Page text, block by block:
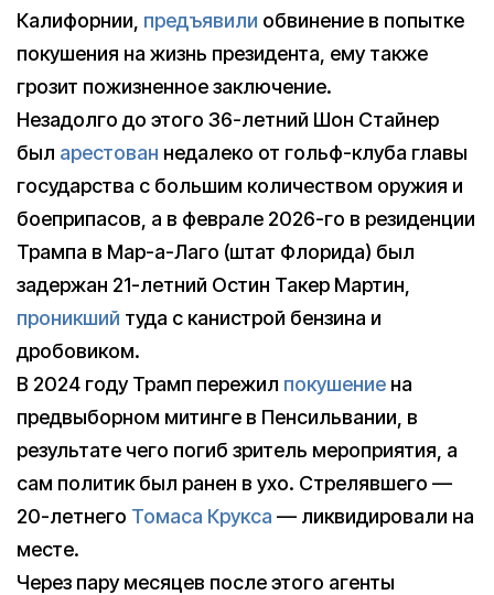
Калифорнии, предъявили обвинение в попытке
покушения на жизнь президента, ему также
грозит пожизненное заключение.
Незадолго до этого 36-летний Шон Стайнер
был арестован недалеко от гольф-клуба главы
государства с большим количеством оружия и
боеприпасов, а в феврале 2026-го в резиденции
Трампа в Мар-а-Лаго (штат Флорида) был
задержан 21-летний Остин Такер Мартин,
проникший туда с канистрой бензина и
дробовиком.
В 2024 году Трамп пережил покушение на
предвыборном митинге в Пенсильвании, в
результате чего погиб зритель мероприятия, а
сам политик был ранен в ухо. Стрелявшего —
20-летнего Томаса Крукса — ликвидировали на
месте.
Через пару месяцев после этого агенты